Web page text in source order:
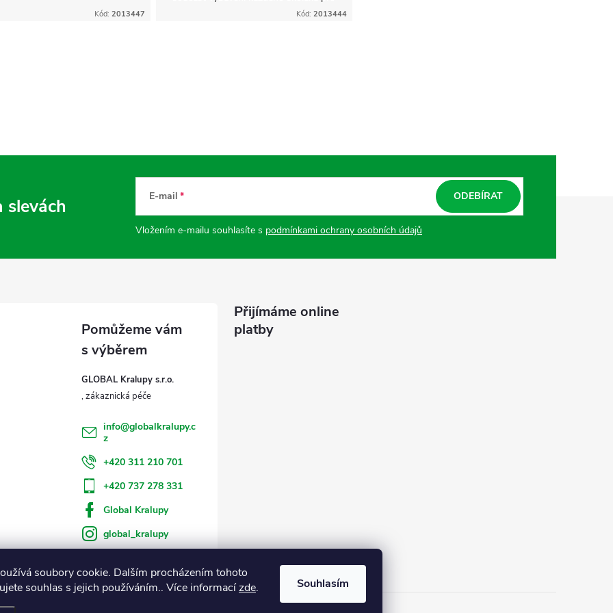
soubory cookie. Dalším procházením tohoto
souhlas s jejich používáním.. Více informacízde. Souhlasím
Kód: 2013447 Kód: 2013444
slevách E-mail
Vložením e-mailu souhlasíte s podmínkami ochrany osobních údajů
ODEBÍRAT
GLOBAL Kralupy s.r.o.
info@globalkralupy.c
z
+420 311 210 701
+420 737 278 331
Global Kralupy
global_kralupy
Přijímáme online
platby